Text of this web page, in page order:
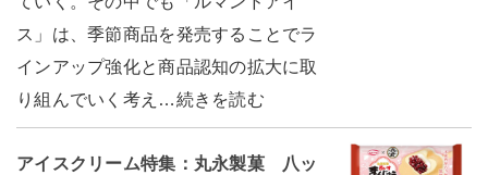
ス」は、季節商品を発売することでラ
インアップ強化と商品認知の拡大に取
り組んでいく考え…続きを読む
アイスクリーム特集：丸永製菓 八ッ